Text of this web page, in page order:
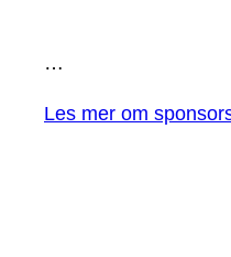
…
Les mer om